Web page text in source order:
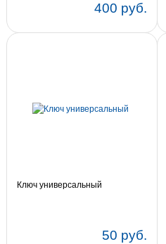
400 руб.
Ключ универсальный
50 руб.